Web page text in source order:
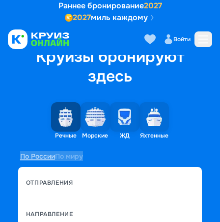
Раннее бронирование2027
2027миль каждому
Войти
Круизы бронируют
здесь
Речные Морские ЖД Яхтенные
По РоссииПо миру
ОТПРАВЛЕНИЯ
НАПРАВЛЕНИЕ